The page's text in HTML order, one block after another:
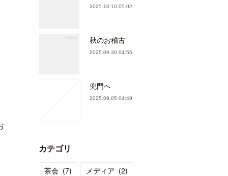
2025.10.10 05:02
秋のお稽古
2025.09.30 04:55
兜門へ
2025.09.05 04:49
カテゴリ
茶会 (7) メディア (2)